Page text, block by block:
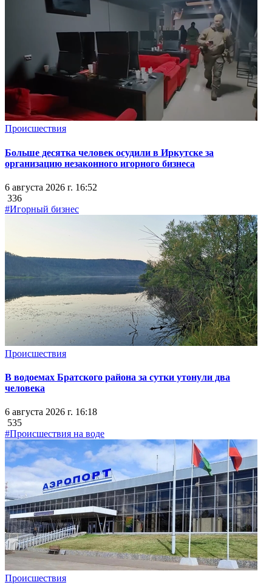
Происшествия
Больше десятка человек осудили в Иркутске за
организацию незаконного игорного бизнеса
6 августа 2026 г. 16:52
336
#Игорный бизнес
Происшествия
В водоемах Братского района за сутки утонули два
человека
6 августа 2026 г. 16:18
535
#Происшествия на воде
Происшествия